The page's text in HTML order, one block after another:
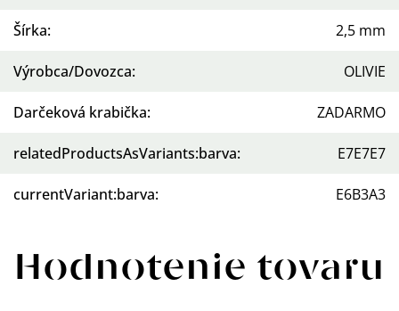
Šírka: 2,5 mm
Výrobca/Dovozca: OLIVIE
Darčeková krabička: ZADARMO
relatedProductsAsVariants:barva: E7E7E7
currentVariant:barva: E6B3A3
Hodnotenie tovaru